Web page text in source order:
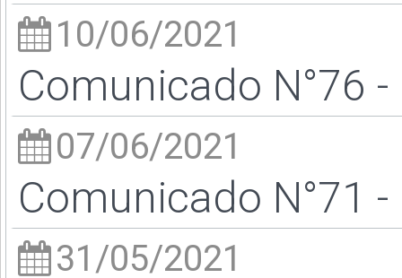
10/06/2021
Comunicado N°76
07/06/2021
Comunicado N°71
31/05/2021